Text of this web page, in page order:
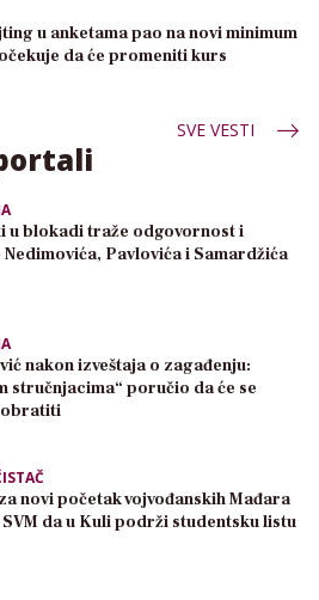
u anketama pao na novi minimum
da će promeniti kurs
SVE VESTI
u blokadi traže odgovornost i
Nedimovića, Pavlovića i Samardžića
nakon izveštaja o zagađenju:
stručnjacima“ poručio da će se
novi početak vojvođanskih Mađara
da u Kuli podrži studentsku listu